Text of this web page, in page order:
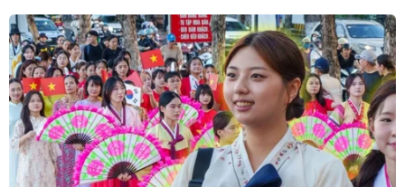
Cả nước có 407 quận, huyện, thị xã đang
dạy học trực tuyến